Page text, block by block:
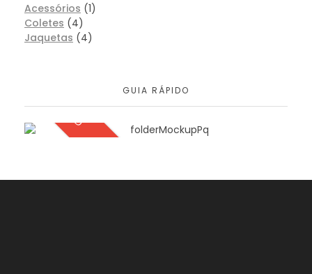
Acessórios (1)
Coletes (4)
Jaquetas (4)
GUIA RÁPIDO
DOWNLOAD